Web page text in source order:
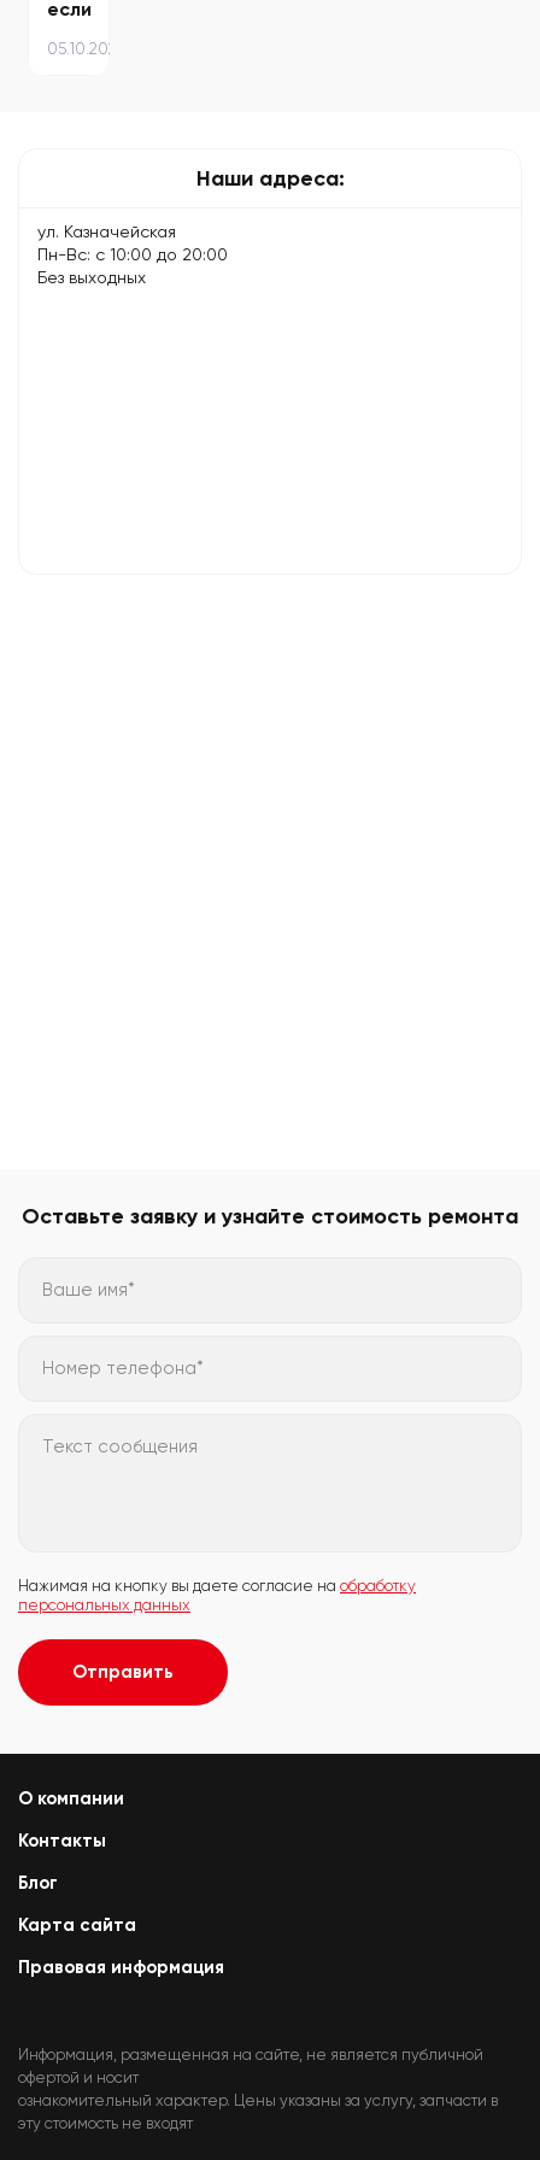
если
не
05.10.2025
Наши адреса:
ул. Казначейская
Пн-Вс: с 10:00 до 20:00
Без выходных
Оставьте заявку и узнайте стоимость ремонта
Ваше имя*
Номер телефона*
Текст сообщения
Нажимая на кнопку вы даете согласие на обработку
персональных данных
Отправить
О компании
Контакты
Блог
Карта сайта
Правовая информация
Информация, размещенная на сайте, не является публичной
офертой и носит
ознакомительный характер. Цены указаны за услугу, запчасти в
эту стоимость не входят